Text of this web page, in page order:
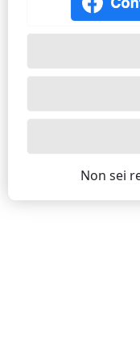
Non sei